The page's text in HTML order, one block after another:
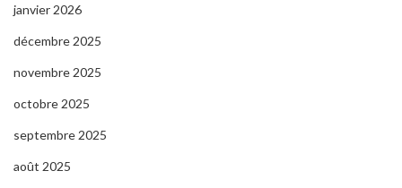
janvier 2026
décembre 2025
novembre 2025
octobre 2025
septembre 2025
août 2025